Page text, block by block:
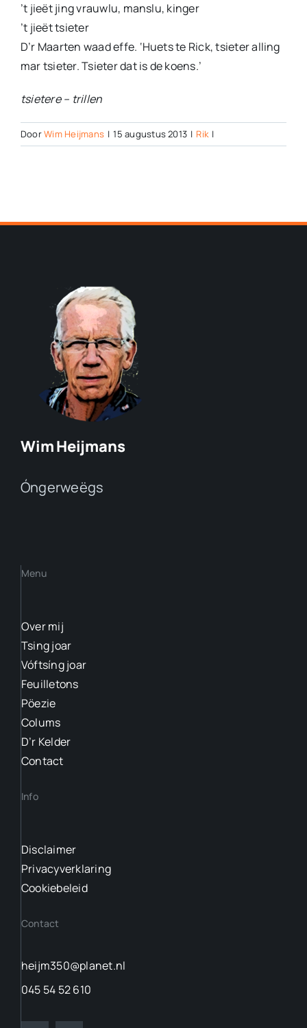
’t jieët jing vrauwlu, manslu, kinger
’t jieët tsieter
D’r Maarten waad effe. ‘Huets te Rick, tsieter alling
mar tsieter. Tsieter dat is de koens.’
tsietere – trillen
DoorWim Heijmans | 15 augustus 2013 | Rik |
Wim Heijmans
Óngerweëgs
Menu
Over mij
Tsing joar
Vóftsíng joar
Feuilletons
Pöezie
Colums
D’r Kelder
Contact
Info
Disclaimer
Privacyverklaring
Cookiebeleid
Contact
heijm350@planet.nl
045 54 52 610